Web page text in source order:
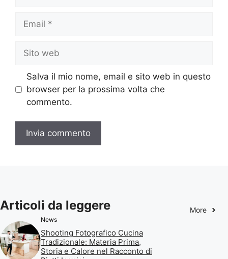
web
Salva il mio nome, email e sito web in questo
browser per la prossima volta che
commento.
Articoli da leggere More
News
Shooting Fotografico Cucina
Tradizionale: Materia Prima,
Storia e Calore nel Racconto di